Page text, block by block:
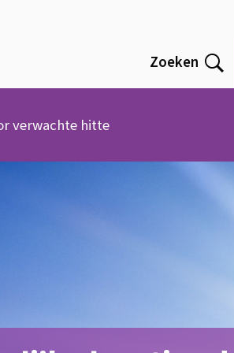
op
Zoeken
verwachte hitte